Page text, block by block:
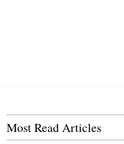
Most Read Articles